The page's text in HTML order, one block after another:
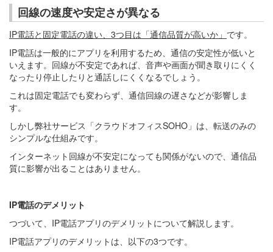
回線の速度や安定さが異なる
IP電話と固定電話の違い、3つ目は「通信品質が高いか」 です。
IP電話は一般的にアプリを利用するため、通信の安定性が低いと
いえます。回線が不安定であれば、音声や画面が聞き取りにくく
なったり停止したりと通話しにくくなるでしょう。
これは固定電話でも変わらず、通信回線の遅さなどが影響しま
す。
しかし弊社サービス「クラウドオフィスSOHO」は、転送のみの
シンプルな仕組みです。
インターネット回線が不安定になっても関係がないので、通信品
質に影響が出ることはありません。
IP電話のデメリット
つづいて、IP電話アプリのデメリットについて解説します。
IP電話アプリのデメリットは、以下の3つです。